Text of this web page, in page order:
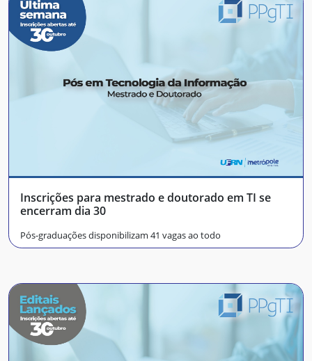
Inscrições para mestrado e doutorado em TI se
encerram dia 30
Pós-graduações disponibilizam 41 vagas ao todo